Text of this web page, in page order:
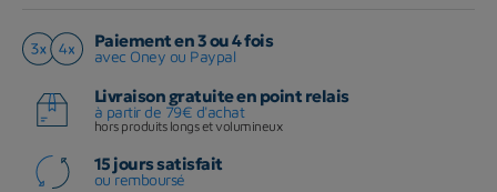
Paiement en 3 ou 4 fois
avec Oney ou Paypal
Livraison gratuite en point relais
à partir de 79€ d'achat
hors produits longs et volumineux
15 jours satisfait
ou remboursé